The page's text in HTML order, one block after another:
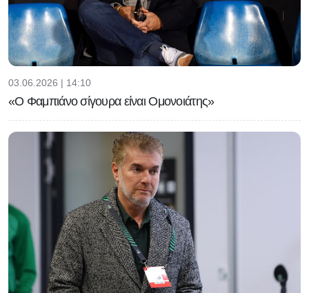
03.06.2026 | 14:10
«Ο Φαμπιάνο σίγουρα είναι Ομονοιάτης»